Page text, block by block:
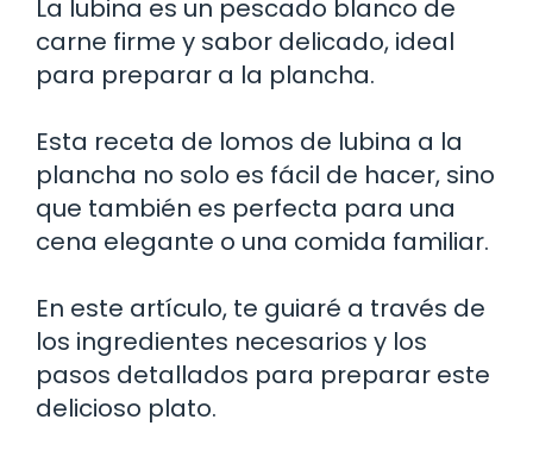
La lubina es un pescado blanco de
carne firme y sabor delicado, ideal
para preparar a la plancha.
Esta receta de lomos de lubina a la
plancha no solo es fácil de hacer, sino
que también es perfecta para una
cena elegante o una comida familiar.
En este artículo, te guiaré a través de
los ingredientes necesarios y los
pasos detallados para preparar este
delicioso plato.